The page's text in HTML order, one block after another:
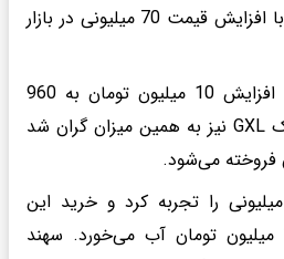
موتور TU5P دیگر سواری با افزایش قیمت 70 میلیونی در بازار
قیمت ساینا S دنده‌ای با افزایش 10 میلیون تومان به 960
میلیون تومان رسید. کوییک GXL نیز به همین میزان گران شد
سهند S رشد قیمت 10 میلیونی را تجربه کرد و خرید این
سواری یک میلیارد و 10 میلیون تومان آب می‌خورد. سهند